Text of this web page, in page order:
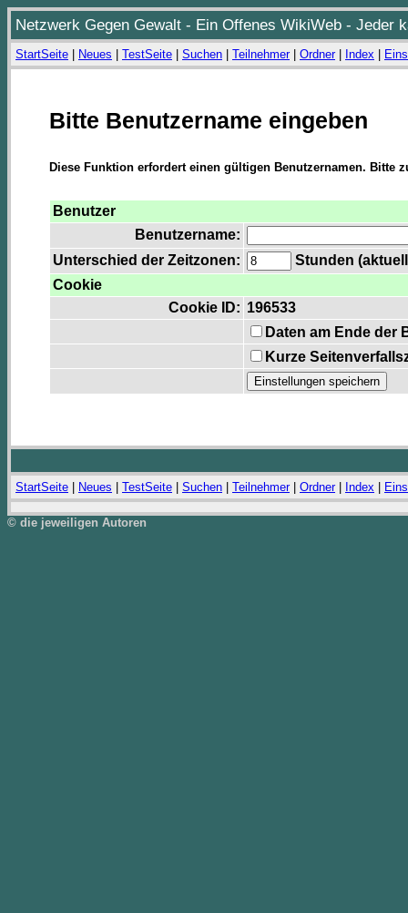
Netzwerk Gegen Gewalt - Ein Offenes WikiWeb - Jeder
StartSeite Neues TestSeite Suchen Teilnehmer| Ordner| Index
Bitte Benutzername eingeben
Diese Funktion erfordert einen gültigen Benutzernamen. Bitte
Benutzer
Benutzername:
Unterschied der Zeitzonen:
Stunden
Cookie
Cookie ID: 196533
Daten am Ende der
Kurze
StartSeite Neues TestSeite Suchen Teilnehmer| Ordner| Index
© die jeweiligen Autoren